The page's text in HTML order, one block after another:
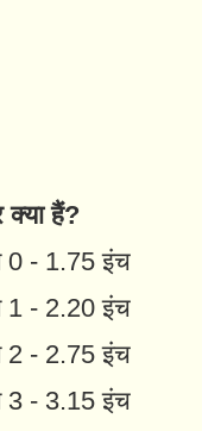
हैं?
0 - 1.75 इंच
1 - 2.20 इंच
2 - 2.75 इंच
3 - 3.15 इंच